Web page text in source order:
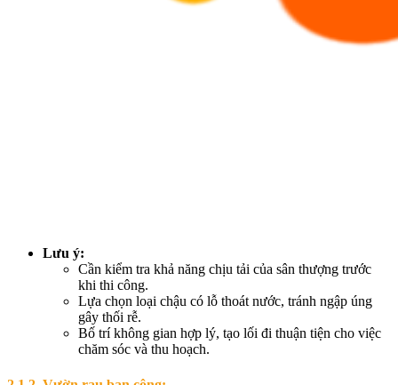
Lưu ý:
Cần kiểm tra khả năng chịu tải của sân thượng trước
khi thi công.
Lựa chọn loại chậu có lỗ thoát nước, tránh ngập úng
gây thối rễ.
Bố trí không gian hợp lý, tạo lối đi thuận tiện cho việc
chăm sóc và thu hoạch.